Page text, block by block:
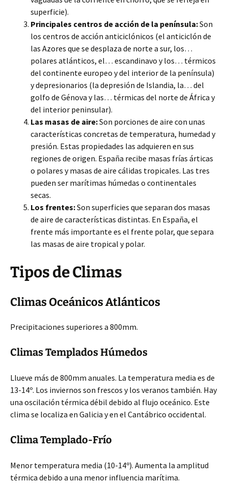
superficie).
Principales centros de acción de la península:Son
los centros de acción anticiclónicos (el anticiclón de
las Azores que se desplaza de norte a sur, los…
polares atlánticos, el… escandinavo y los… térmicos
del continente europeo y del interior de la península)
y depresionarios (la depresión de Islandia, la… del
golfo de Génova y las… térmicas del norte de África y
del interior peninsular).
Las masas de aire:Son porciones de aire con unas
características concretas de temperatura, humedad y
presión. Estas propiedades las adquieren en sus
regiones de origen. España recibe masas frías árticas
o polares y masas de aire cálidas tropicales. Las tres
pueden ser marítimas húmedas o continentales
secas.
Los frentes:Son superficies que separan dos masas
de aire de características distintas. En España, el
frente más importante es el frente polar, que separa
las masas de aire tropical y polar.
Tipos de Climas
Climas Oceánicos Atlánticos
Precipitaciones superiores a 800mm.
Climas Templados Húmedos
Llueve más de 800mm anuales. La temperatura media es de
13-14º. Los inviernos son frescos y los veranos también. Hay
una oscilación térmica débil debido al flujo oceánico. Este
clima se localiza en Galicia y en el Cantábrico occidental.
Clima Templado-Frío
Menor temperatura media (10-14º). Aumenta la amplitud
térmica debido a una menor influencia marítima.